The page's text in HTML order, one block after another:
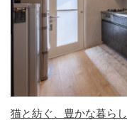
猫と紡ぐ、豊かな暮らし